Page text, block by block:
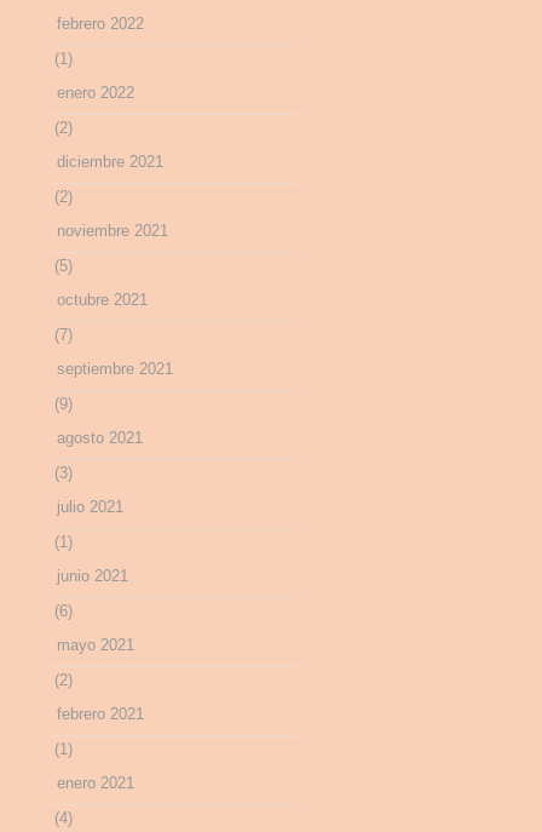
febrero 2022
(1)
enero 2022
(2)
diciembre 2021
(2)
noviembre 2021
(5)
octubre 2021
(7)
septiembre 2021
(9)
agosto 2021
(3)
julio 2021
(1)
junio 2021
(6)
mayo 2021
(2)
febrero 2021
(1)
enero 2021
(4)